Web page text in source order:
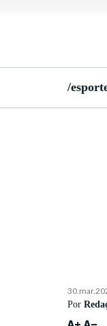
/
Por